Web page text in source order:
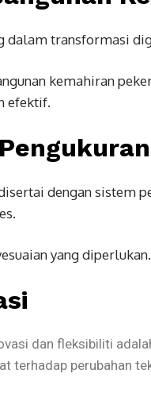
dalam transformasi
kemahiran
efektif.
dengan sistem
yang diperlukan.
dan fleksibiliti
terhadap perubahan